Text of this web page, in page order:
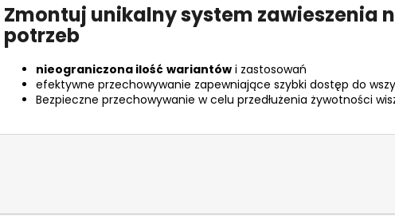
Zmontuj unikalny system zawieszenia
potrzeb
nieograniczona ilość wariantów i zastosowań
efektywne przechowywanie zapewniające szybki dostęp do
Bezpieczne przechowywanie w celu przedłużenia żywotności